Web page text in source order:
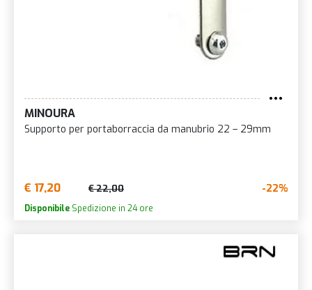
MINOURA
Supporto per portaborraccia da manubrio 22 – 29mm
€ 17,20 € 22,00 -22%
Disponibile Spedizione in 24 ore